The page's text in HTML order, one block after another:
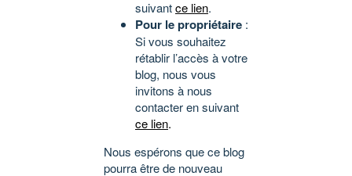
suivantce lien.
Pour le propriétaire :
Si vous souhaitez
rétablir l’accès à votre
blog, nous vous
invitons à nous
contacter en suivant
ce lien.
Nous espérons que ce blog
pourra être de nouveau